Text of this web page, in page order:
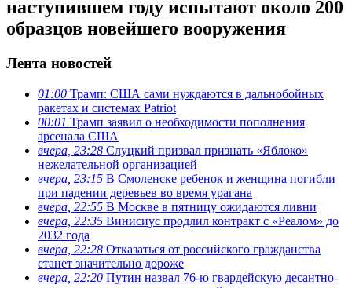
наступившем году испытают около 200
образцов новейшего вооружения
Лента новостей
01:00 Трамп: США сами нуждаются в дальнобойных
ракетах и системах Patriot
00:01 Трамп заявил о необходимости пополнения
арсенала США
вчера, 23:28 Слуцкий призвал признать «Яблоко»
нежелательной организацией
вчера, 23:15 В Смоленске ребенок и женщина погибли
при падении деревьев во время урагана
вчера, 22:55 В Москве в пятницу ожидаются ливни
вчера, 22:35 Винисиус продлил контракт с «Реалом» до
2032 года
вчера, 22:28 Отказаться от российского гражданства
станет значительно дороже
вчера, 22:20 Путин назвал 76-ю гвардейскую десантно-